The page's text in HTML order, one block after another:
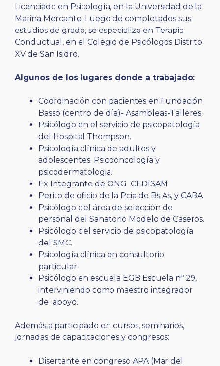
Licenciado en Psicología, en la Universidad de la
Marina Mercante. Luego de completados sus
estudios de grado, se especializo en Terapia
Conductual, en el Colegio de Psicólogos Distrito
XV de San Isidro.
Algunos de los lugares donde a trabajado:
Coordinación con pacientes en Fundación
Basso (centro de día)- Asambleas-Talleres
Psicólogo en el servicio de psicopatología
del Hospital Thompson.
Psicología clínica de adultos y
adolescentes. Psicooncología y
psicodermatologia.
Ex Integrante de ONG CEDISAM
Perito de oficio de la Pcia de Bs As, y CABA.
Psicólogo del área de selección de
personal del Sanatorio Modelo de Caseros.
Psicólogo del servicio de psicopatología
del SMC.
Psicología clínica en consultorio
particular.
Psicólogo en escuela EGB Escuela nº 29,
interviniendo como maestro integrador
de apoyo.
Además a participado en cursos, seminarios,
jornadas de capacitaciones y congresos:
Disertante en congreso APA (Mar del